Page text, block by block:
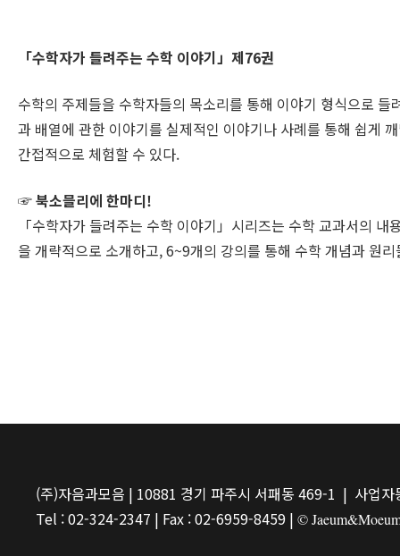
「수학자가 들려주는 수학 이야기」제76권
수학의 주제들을 수학자들의 목소리를 통해 이야기 형식으로
과 배열에 관한 이야기를 실제적인 이야기나 사례를 통해 쉽게
간접적으로 체험할 수 있다.
☞ 북소믈리에 한마디!
「수학자가 들려주는 수학 이야기」시리즈는 수학 교과서의
을 개략적으로 소개하고, 6~9개의 강의를 통해 수학 개념과 원
(주)자음과모음 | 10881 경기 파주시 서패동 469-1 | 사업
Tel : 02-324-2347 | Fax : 02-6959-8459 | ©